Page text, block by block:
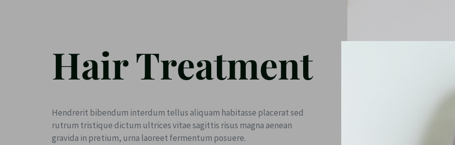
Hair Treatment
Hendrerit bibendum interdum tellus aliquam habitasse placerat sed
rutrum tristique dictum ultrices vitae sagittis risus magna aenean
gravida in pretium, urna laoreet fermentum posuere.